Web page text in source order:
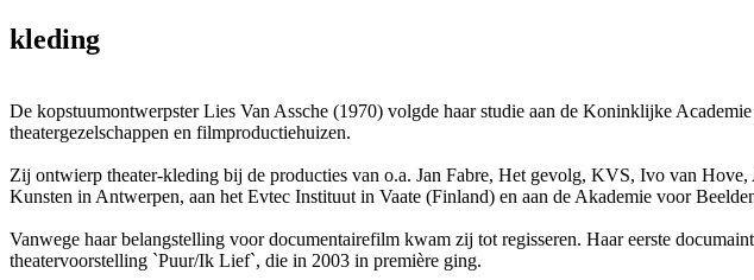
kleding
De kopstuumontwerpster Lies Van Assche (1970) volgde haar studie aan de Koninklijke
theatergezelschappen en filmproductiehuizen.
Zij ontwierp theater-kleding bij de producties van o.a. Jan Fabre, Het gevolg, KVS, Ivo van
Kunsten in Antwerpen, aan het Evtec Instituut in Vaate (Finland) en aan de Akademie voor
Vanwege haar belangstelling voor documentairefilm kwam zij tot regisseren. Haar eerste
theatervoorstelling `Puur/Ik Lief`, die in 2003 in première ging.